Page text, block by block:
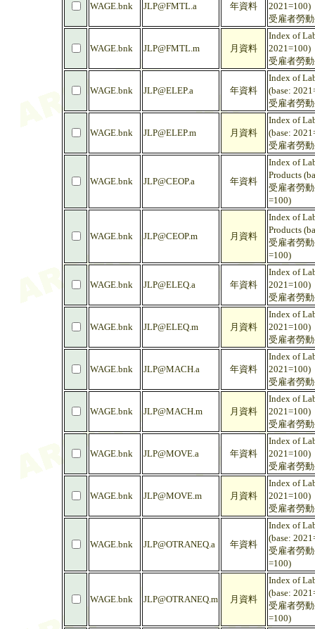
WAGE.bnk JLP@FMTL.a 年資料
2021=100)
受雇者勞
WAGE.bnk JLP@FMTL.m 月資料
Index of
2021=100)
受雇者勞
WAGE.bnk JLP@ELEP.a 年資料
Index of
(base:
受雇者勞
WAGE.bnk JLP@ELEP.m 月資料
Index of
(base:
受雇者勞
WAGE.bnk JLP@CEOP.a 年資料
Index of
Products
受雇者勞
=100)
WAGE.bnk JLP@CEOP.m 月資料
Index of
Products
受雇者勞
=100)
WAGE.bnk JLP@ELEQ.a 年資料
Index of
2021=100)
受雇者勞
WAGE.bnk JLP@ELEQ.m 月資料
Index of
2021=100)
受雇者勞
WAGE.bnk JLP@MACH.a 年資料
Index of
2021=100)
受雇者勞
WAGE.bnk JLP@MACH.m 月資料
Index of
2021=100)
受雇者勞
WAGE.bnk JLP@MOVE.a 年資料
Index of
2021=100)
受雇者勞
WAGE.bnk JLP@MOVE.m 月資料
Index of
2021=100)
受雇者勞
WAGE.bnk JLP@OTRANEQ.a 年資料
Index of
(base:
受雇者勞
=100)
WAGE.bnk JLP@OTRANEQ.m 月資料
Index of
(base:
受雇者勞
=100)